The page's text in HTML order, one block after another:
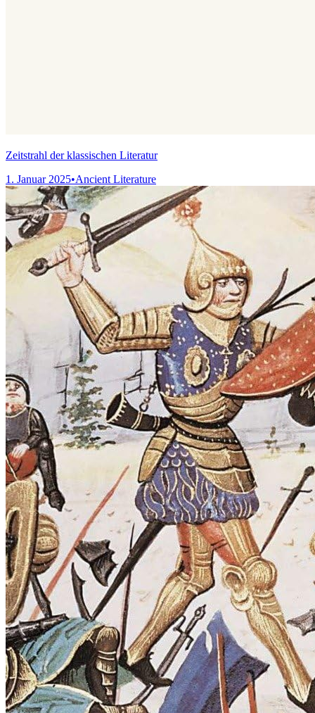
Zeitstrahl der klassischen Literatur
1. Januar 2025•Ancient Literature